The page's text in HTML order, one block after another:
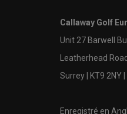
Callaway Golf
Unit 27 Barwell
Leatherhead
Surrey | KT9 2NY
Enregistré en